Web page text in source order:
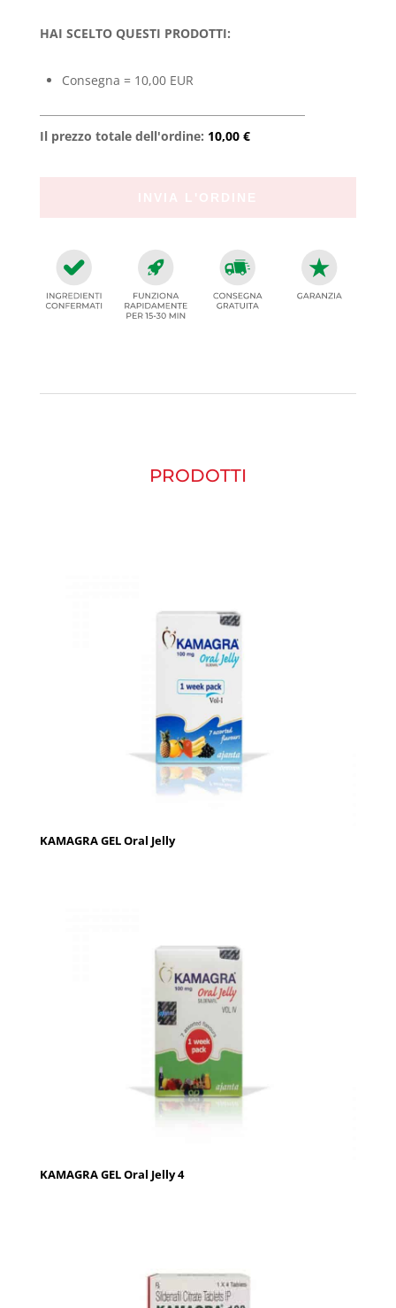
HAI SCELTO QUESTI PRODOTTI:
Consegna = 10,00 EUR
Il prezzo totale dell'ordine: 10,00 €
PRODOTTI
KAMAGRA GEL Oral Jelly
KAMAGRA GEL Oral Jelly 4